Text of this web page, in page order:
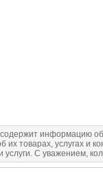
информацию
товарах, услугах и
С уважением,